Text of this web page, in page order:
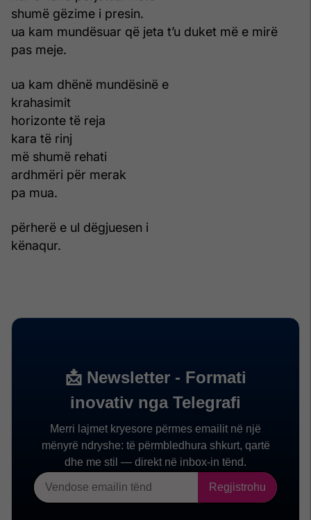
shumë gëzime i presin.
ua kam mundësuar që jeta t’u duket më e mirë
pas meje.
ua kam dhënë mundësinë e
krahasimit
horizonte të reja
kara të rinj
më shumë rehati
ardhmëri për merak
pa mua.
përherë e ul dëgjuesen i
kënaqur.